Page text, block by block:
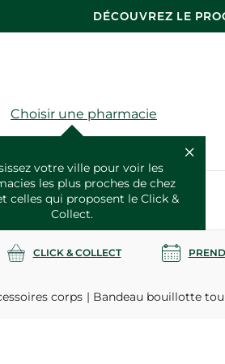
DÉCOUVREZ LE
Choisir une pharmacie
votre ville pour voir les
les plus proches de chez
celles qui proposent le Click &
Collect.
NOS SERVICES
SANTÉ
CLICK & COLLECT
corps Bandeau bouillotte